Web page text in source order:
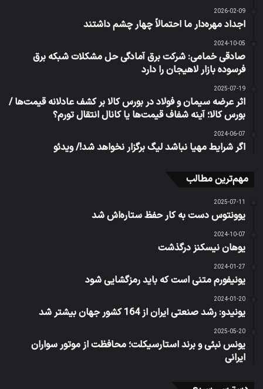
2026-02-09
اجداد مهره‌دار ما احتمالاً چهار چشم داشتند
2024-10-05
صادقی خمامی: شرکت برق آمادگی حل مشکلات شبکه برق
فرسوده بازار لاهیجان را دارد
2025-07-19
اثر عرضه سیمان و فولاد در بورس کالا بر کشف عادلانه قیمت‌ها /
بورس کالا؛ آینه شفاف قیمت‌ها یا کانال انتقال تورم؟
2024-06-07
اگر شرایط مهیا نباشد لیگ برگزار نخواهد شد!/ ویدئو
مهم‌ترین مطالب
2025-07-11
یوونتوس دست به کار حفظ ستاره‌اش شد
2024-10-07
یوهان نیسکنز درگذشت
2024-01-27
یونیفورم متنی است که باید رمزگشایی شود
2024-01-20
یونیدو: رشد صنعتی ایران از 164 کشور جهان بیشتر شد
2025-05-20
یونس نبئی و برند استارسیکلت؛ محافظت از موتور سواران
ایرانی